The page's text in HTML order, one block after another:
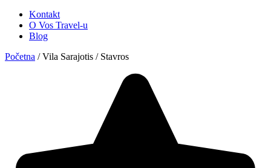
Kontakt
O Vos Travel-u
Blog
Početna /Vila Sarajotis / Stavros